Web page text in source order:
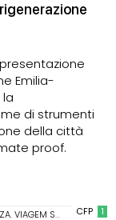
Emilia-
di strumenti
della città
proof.
CFP 1
SEM PROGRAMA